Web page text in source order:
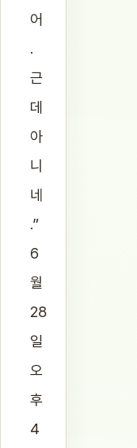
어
.
근
데
아
니
네
.”
6
월
28
일
오
후
4